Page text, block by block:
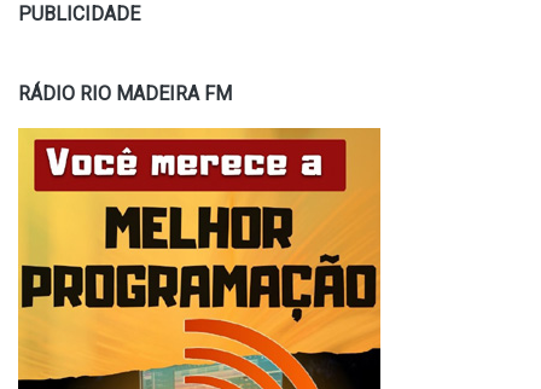
PUBLICIDADE
RÁDIO RIO MADEIRA FM